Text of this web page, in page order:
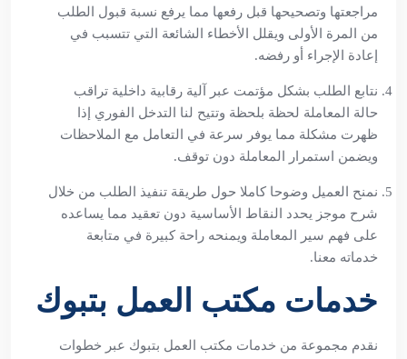
مراجعتها وتصحيحها قبل رفعها مما يرفع نسبة قبول الطلب
من المرة الأولى ويقلل الأخطاء الشائعة التي تتسبب في
إعادة الإجراء أو رفضه.
نتابع الطلب بشكل مؤتمت عبر آلية رقابية داخلية تراقب
حالة المعاملة لحظة بلحظة وتتيح لنا التدخل الفوري إذا
ظهرت مشكلة مما يوفر سرعة في التعامل مع الملاحظات
ويضمن استمرار المعاملة دون توقف.
نمنح العميل وضوحا كاملا حول طريقة تنفيذ الطلب من خلال
شرح موجز يحدد النقاط الأساسية دون تعقيد مما يساعده
على فهم سير المعاملة ويمنحه راحة كبيرة في متابعة
خدماته معنا.
خدمات مكتب العمل بتبوك
نقدم مجموعة من خدمات مكتب العمل بتبوك عبر خطوات